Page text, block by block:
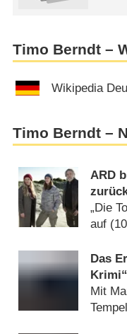
Timo Berndt –
Wikipedia
Timo Berndt –
ARD
„Die
auf (
Das
Mit